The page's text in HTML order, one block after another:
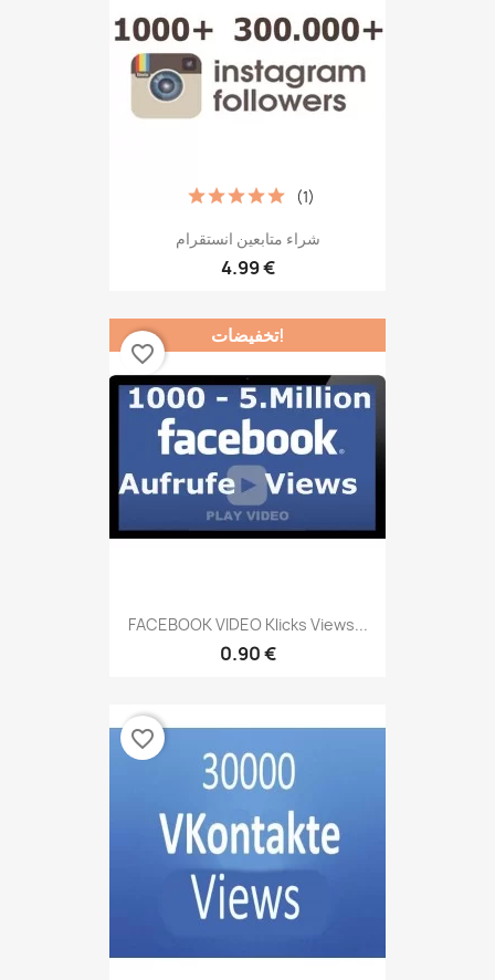
شراء متابعين انستقرام
4.99 €
(1)
FACEBOOK VIDEO Klicks Views...
0.90 €
تخفيضات!
favorite_border
favorite_border